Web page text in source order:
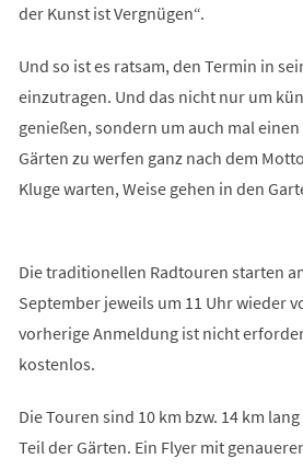
der Kunst ist Vergnügen“.
Und so ist es ratsam, den Termin in
einzutragen. Und das nicht nur um
genießen, sondern um auch mal
Gärten zu werfen ganz nach dem
Kluge warten, Weise gehen in den
Die traditionellen Radtouren starten
September jeweils um 11 Uhr wieder
vorherige Anmeldung ist nicht
kostenlos.
Die Touren sind 10 km bzw. 14 km
Teil der Gärten. Ein Flyer mit